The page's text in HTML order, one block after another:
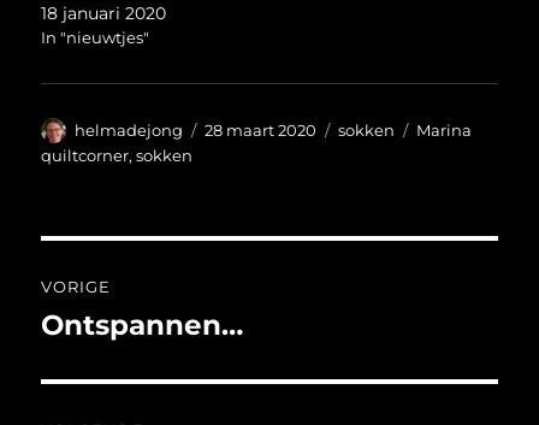
18 januari 2020
In "nieuwtjes"
Auteur
helmadejong
Geplaatst
28 maart 2020 Categorieën
sokken Tags
Marina
quiltcorner,sokken
navigatie
VORIGE
Vorig
Ontspannen…